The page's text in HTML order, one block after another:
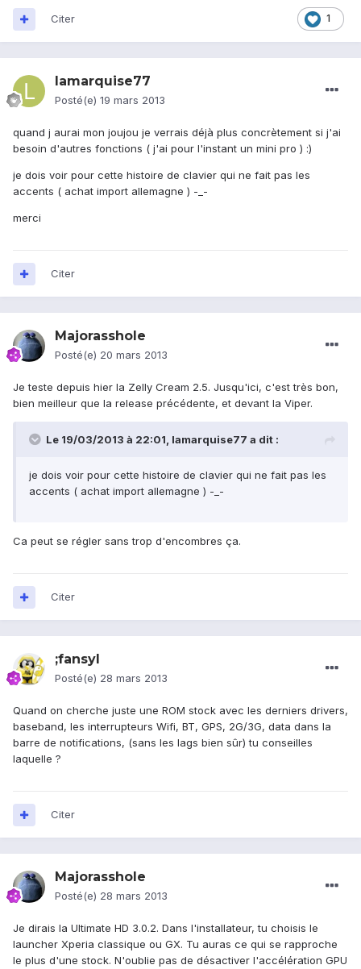
1
Citer
lamarquise77
Posté(e) 19 mars 2013
quand j aurai mon joujou je verrais déjà plus concrètement si j'ai
besoin d'autres fonctions ( j'ai pour l'instant un mini pro ) :)
je dois voir pour cette histoire de clavier qui ne fait pas les
accents ( achat import allemagne ) -_-
merci
Citer
Majorasshole
Posté(e) 20 mars 2013
Je teste depuis hier la Zelly Cream 2.5. Jusqu'ici, c'est très bon,
bien meilleur que la release précédente, et devant la Viper.
Le 19/03/2013 à 22:01, lamarquise77 a dit :
je dois voir pour cette histoire de clavier qui ne fait pas les
accents ( achat import allemagne ) -_-
Ca peut se régler sans trop d'encombres ça.
Citer
;fansyl
Posté(e) 28 mars 2013
Quand on cherche juste une ROM stock avec les derniers drivers,
baseband, les interrupteurs Wifi, BT, GPS, 2G/3G, data dans la
barre de notifications, (sans les lags bien sûr) tu conseilles
laquelle ?
Citer
Majorasshole
Posté(e) 28 mars 2013
Je dirais la Ultimate HD 3.0.2. Dans l'installateur, tu choisis le
launcher Xperia classique ou GX. Tu auras ce qui se rapproche
le plus d'une stock. N'oublie pas de désactiver l'accélération GPU